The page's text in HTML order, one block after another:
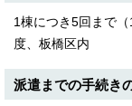
1棟につき5回まで
度、板橋区内
派遣までの手続き